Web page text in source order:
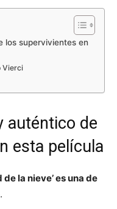
los supervivientes en
Vierci
auténtico de
esta película
de la nieve’ es una de
.